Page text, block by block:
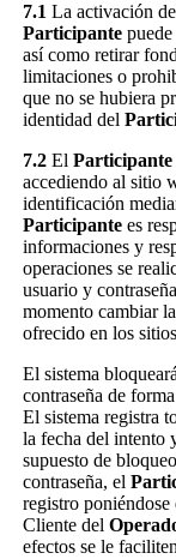
7.1 La activación
Participantepuede
así como retirar
limitaciones o
que no se hubiera
identidad del
7.2El Participante
accediendo al sitio
identificación
Participantees
informaciones y
operaciones se
usuario y
momento cambiar
ofrecido en los
El sistema
contraseña de
El sistema registra
la fecha del intento
supuesto de
contraseña, el
registro
Cliente del
efectos se le